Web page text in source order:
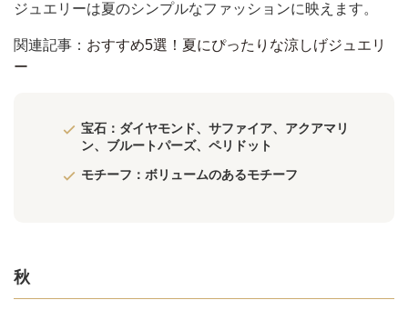
ジュエリーは夏のシンプルなファッションに映えます。
関連記事： おすすめ5選！夏にぴったりな涼しげジュエリ
ー
宝石：ダイヤモンド、サファイア、アクアマリ
ン、ブルートパーズ、ペリドット
モチーフ：ボリュームのあるモチーフ
秋